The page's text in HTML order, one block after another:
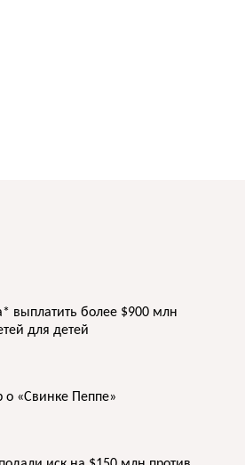
выплатить более $900 млн
для детей
о «Свинке Пеппе»